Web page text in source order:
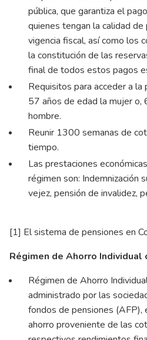
pública, que garantiza el
quienes tengan la calidad de
vigencia fiscal, así como los
la constitución de las
final de todos estos pagos
Requisitos para acceder a la
57 años de edad la mujer o,
hombre.
Reunir 1300 semanas de
tiempo.
Las prestaciones
régimen son: Indemnización
vejez, pensión de invalidez,
[1] El sistema de pensiones en
Régimen de Ahorro Individual
Régimen de Ahorro
administrado por las
fondos de pensiones (AFP),
ahorro proveniente de las